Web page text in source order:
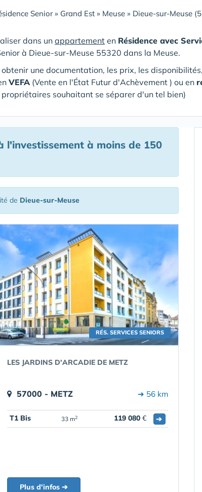
Senior» Grand Est » Meuse » Dieue-sur-Meuse
dans un appartement en Résidence avec
à Dieue-sur-Meuse 55320 dans la Meuse.
une documentation, les prix, les
VEFA (Vente en l'État Futur d'Achèvement ) ou en
propriétaires souhaitant se séparer d'un tel bien)
à moins de 150
de Dieue-sur-Meuse
RÉS. SERVICES SENIORS
LES JARDINS D'ARCADIE DE METZ
57000 - METZ ➔ 56 km
T1 Bis 33 m2 119 080 € ➔
Plus d'infos ➔